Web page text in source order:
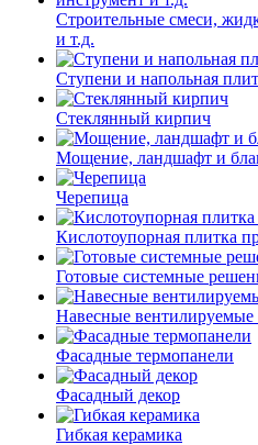
Строительные смеси,
и т.д.
Ступени и напольная
Cтеклянный кирпич
Мощение, ландшафт и
Черепица
Кислотоупорная плитка
Готовые системные
Навесные вентилируемые
Фасадные термопанели
Фасадный декор
Гибкая керамика